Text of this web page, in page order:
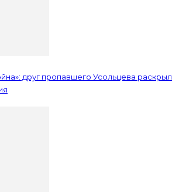
друг пропавшего Усольцева раскрыл